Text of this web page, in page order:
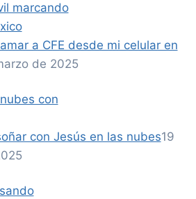
a CFE desde mi celular en
de 2025
con Jesús en las nubes19